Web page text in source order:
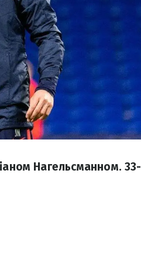
Нагельсманном. 33-